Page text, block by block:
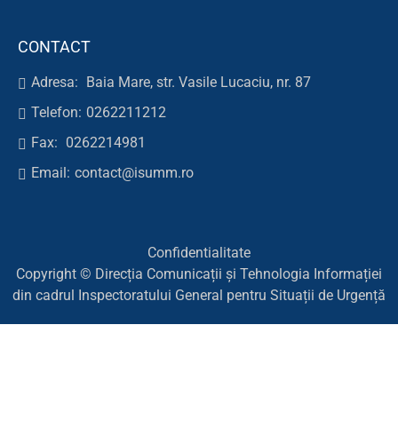
CONTACT
Adresa:
Baia Mare, str. Vasile Lucaciu, nr. 87
Telefon: 0262211212
Fax: 0262214981
Email: contact@isumm.ro
Confidentialitate
Copyright © Direcția Comunicații și Tehnologia Informației
din cadrul Inspectoratului General pentru Situații de Urgență